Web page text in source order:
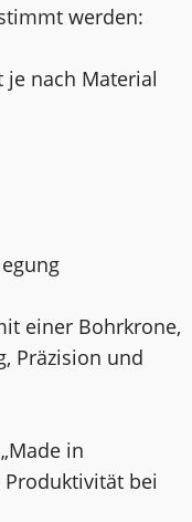
werden:
nach Material
einer Bohrkrone,
Präzision und
in
Produktivität bei